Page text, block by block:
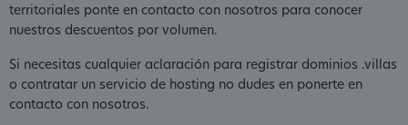
territoriales ponte en contacto con nosotros para conocer
nuestros descuentos por volumen.
Si necesitas cualquier aclaración para registrar dominios .villas
o contratar un servicio de hosting no dudes en ponerte en
contacto con nosotros.